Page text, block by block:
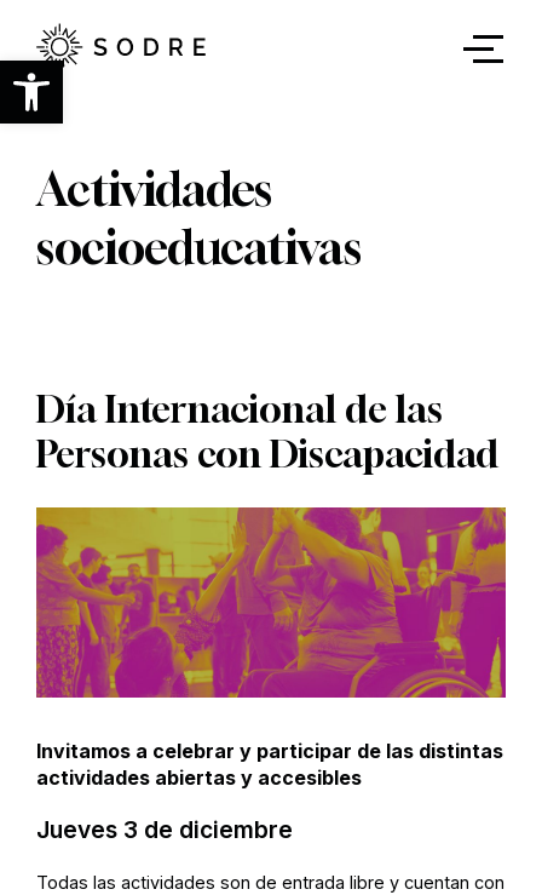
Abrir barra de herramientas
contenido
principal
Actividades
socioeducativas
Día Internacional de las
Personas con Discapacidad
Invitamos a celebrar y participar de las distintas
actividades abiertas y accesibles
Jueves 3 de diciembre
Todas las actividades son de entrada libre y cuentan con